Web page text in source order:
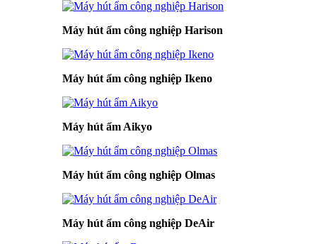
Máy hút ẩm công nghiệp Harison
Máy hút ẩm công nghiệp Ikeno
Máy hút ẩm Aikyo
Máy hút ẩm công nghiệp Olmas
Máy hút ẩm công nghiệp DeAir